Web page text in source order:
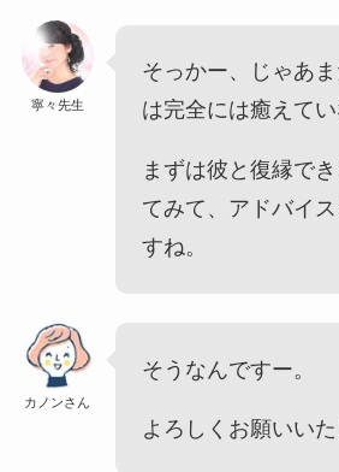
寧々先生
そっかー、じゃあ
は完全には癒えて
まずは彼と復縁で
てみて、アドバイ
すね。
カノンさん
そうなんですー。
よろしくお願いいた